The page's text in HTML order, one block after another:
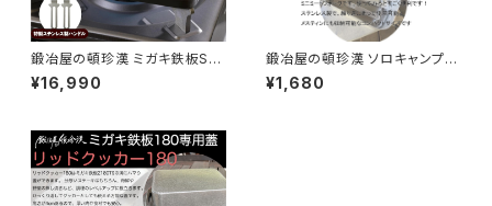
鍛冶屋の頓珍漢 ミガキ鉄板SQ
210 焼き面厚さ6mm 21x21x1.
2cm ソロキャンプ シングルバー
¥16,990
鍛冶屋の頓珍漢 ソロキャンプ用
ミートフォーク
¥1,680